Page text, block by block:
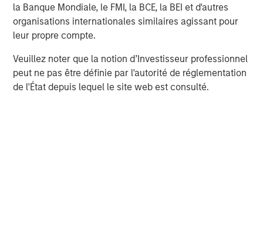
la Banque Mondiale, le FMI, la BCE, la BEI et d'autres
organisations internationales similaires agissant pour
leur propre compte.
Veuillez noter que la notion d’Investisseur professionnel
peut ne pas être définie par l'autorité de réglementation
de l'État depuis lequel le site web est consulté.
with best-in-class management teams.
MSIM Spokesperson